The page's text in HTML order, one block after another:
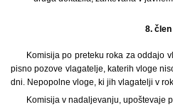
8. člen
Komisija po preteku roka za oddajo
pisno pozove vlagatelje, katerih vloge
dni. Nepopolne vloge, ki jih vlagatelji v
Komisija v nadaljevanju, upoštevaje